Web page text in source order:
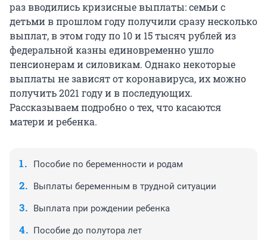
раз вводились кризисные выплаты: семьи с
детьми в прошлом году получили сразу несколько
выплат, в этом году по 10 и 15 тысяч рублей из
федеральной казны единовременно ушло
пенсионерам и силовикам. Однако некоторые
выплаты не зависят от коронавируса, их можно
получить 2021 году и в последующих.
Рассказываем подробно о тех, что касаются
матери и ребенка.
Пособие по беременности и родам
Выплаты беременным в трудной ситуации
Выплата при рождении ребенка
Пособие до полутора лет